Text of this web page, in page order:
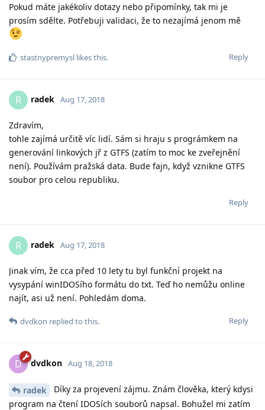
Pokud máte jakékoliv dotazy nebo připomínky, tak mi je
prosím sdělte. Potřebuji validaci, že to nezajímá jenom mě
Reply
stastnypremysl likes this.
R radek Aug 17, 2018
Zdravím,
tohle zajímá určitě víc lidí. Sám si hraju s prográmkem na
generování linkových jř z GTFS (zatím to moc ke zveřejnění
není). Používám pražská data. Bude fajn, když vznikne GTFS
soubor pro celou republiku.
Reply
R radek Aug 17, 2018
Jinak vím, že cca před 10 lety tu byl funkční projekt na
vysypání winIDOSího formátu do txt. Teď ho nemůžu online
najít, asi už není. Pohledám doma.
Reply
dvdkon replied to this.
D dvdkon Aug 18, 2018
radek
Díky za projevení zájmu. Znám člověka, který kdysi
program na čtení IDOSích souborů napsal. Bohužel mi zatím